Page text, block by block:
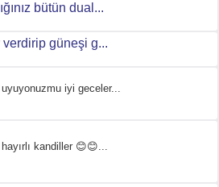
bütün dual...
güneşi g...
iyi geceler...
kandiller 😊😊...